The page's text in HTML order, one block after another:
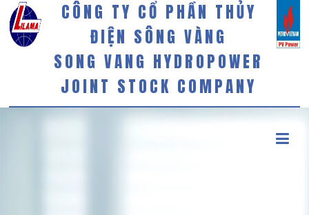
CÔNG TY CỔ PHẦN THỦY
ĐIỆN SÔNG VÀNG
SONG VANG HYDROPOWER
JOINT STOCK COMPANY